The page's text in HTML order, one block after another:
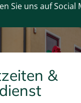
Sie uns auf Social
&